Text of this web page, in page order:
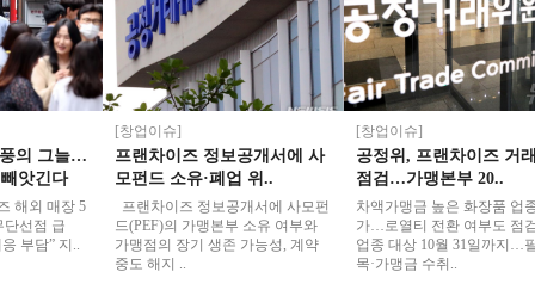
그늘…
긴다
외 매장 5
점 급
담” 지..
[창업이슈]
프랜차이즈 정보공개서에 사
모펀드 소유·폐업 위..
프랜차이즈 정보공개서에 사모펀
드(PEF)의 가맹본부 소유 여부와
가맹점의 장기 생존 가능성, 계약
중도 해지 ..
[창업이슈]
공정위, 프랜차이즈 거래
점검…가맹본부 20..
차액가맹금 높은 화장품 업종
가…로열티 전환 여부도 점검
업종 대상 10월 31일까지…필
목·가맹금 수취..